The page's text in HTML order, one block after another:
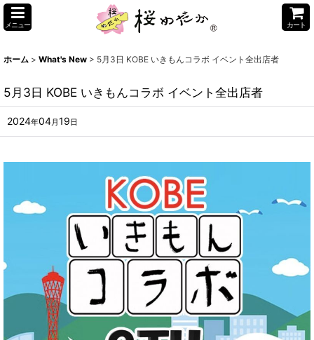
メニュー カート
ホーム > What's New > 5月3日 KOBE いきもんコラボ イベント全出店者
5月3日 KOBE いきもんコラボ イベント全出店者
2024年04月 19 日